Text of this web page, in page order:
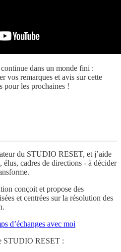
dans un monde fini :
vos remarques et avis sur cette
pour les prochaines !
du STUDIO RESET, et j’aide
cadres de directions - à décider
conçoit et propose des
et centrées sur la résolution des
d’échanges avec moi
STUDIO RESET :